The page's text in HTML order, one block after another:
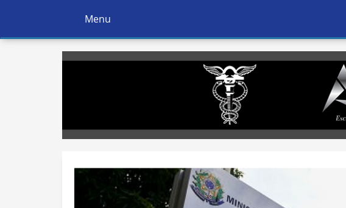
Ativar
Navegação
Menu